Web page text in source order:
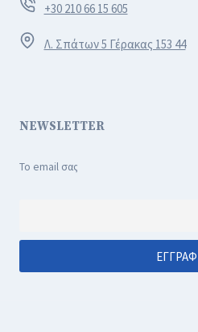
+30 210 66 15 605
Λ. Σπάτων 5 Γέρακας 153 44
NEWSLETTER
Το email σας